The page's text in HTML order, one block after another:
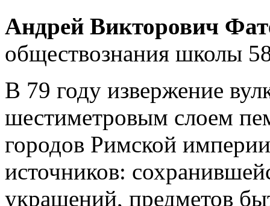
Андрей Викторович
обществознания школы
В 79 году извержение
шестиметровым слоем
городов Римской
источников:
украшений, предметов